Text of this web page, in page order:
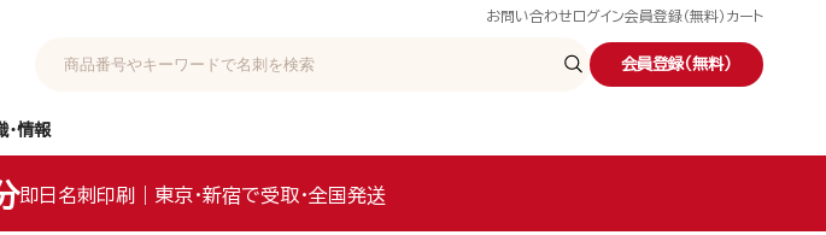
お問い合わせ ログイン会員登録（無料） カート
会員登録（無料）
・情報
即日名刺印刷｜東京・新宿で受取・全国発送